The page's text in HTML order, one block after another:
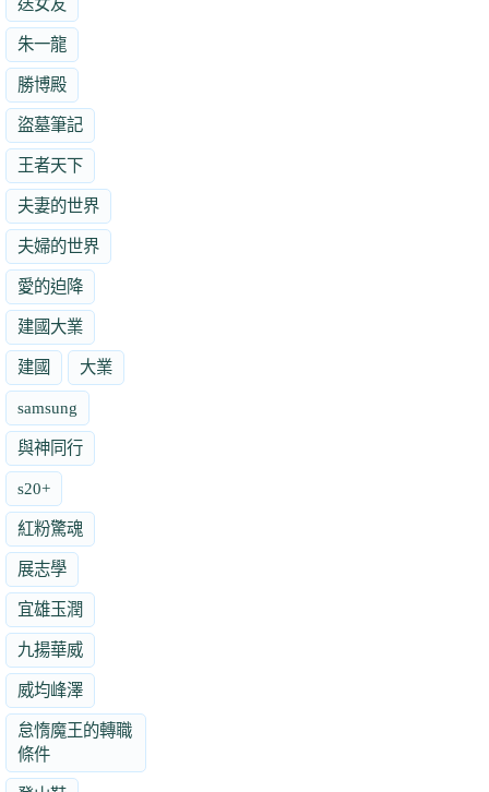
送女友
朱一龍
勝博殿
盜墓筆記
王者天下
夫妻的世界
夫婦的世界
愛的迫降
建國大業
建國 大業
samsung
與神同行
s20+
紅粉驚魂
展志學
宜雄玉潤
九揚華威
威均峰澤
怠惰魔王的轉職
條件